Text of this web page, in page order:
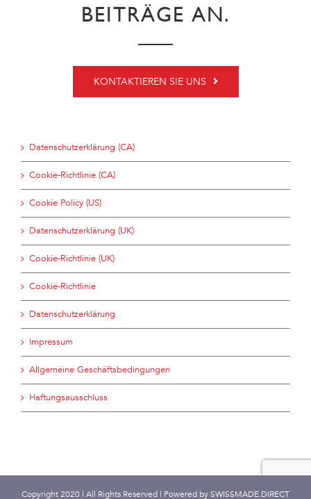
BEITRÄGE AN.
KONTAKTIEREN SIE UNS
Datenschutzerklärung (CA)
Cookie-Richtlinie (CA)
Cookie Policy (US)
Datenschutzerklärung (UK)
Cookie-Richtlinie (UK)
Cookie-Richtlinie
Datenschutzerklärung
Impressum
Allgemeine Geschäftsbedingungen
Haftungsausschluss
Copyright 2020 | All Rights Reserved | Powered by SWISSMADE.DIRECT